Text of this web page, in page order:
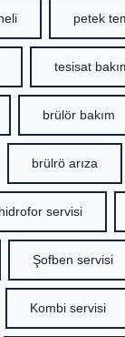
petek
tesisat
brülör bakım
brülrö arıza
hidrofor servisi
Şofben servisi
Kombi servisi